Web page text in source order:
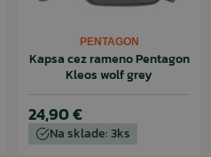
PENTAGON
Kapsa cez rameno Pentagon
Kleos wolf grey
24,90 €
Na sklade: 3ks